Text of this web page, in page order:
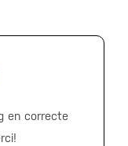
en correcte